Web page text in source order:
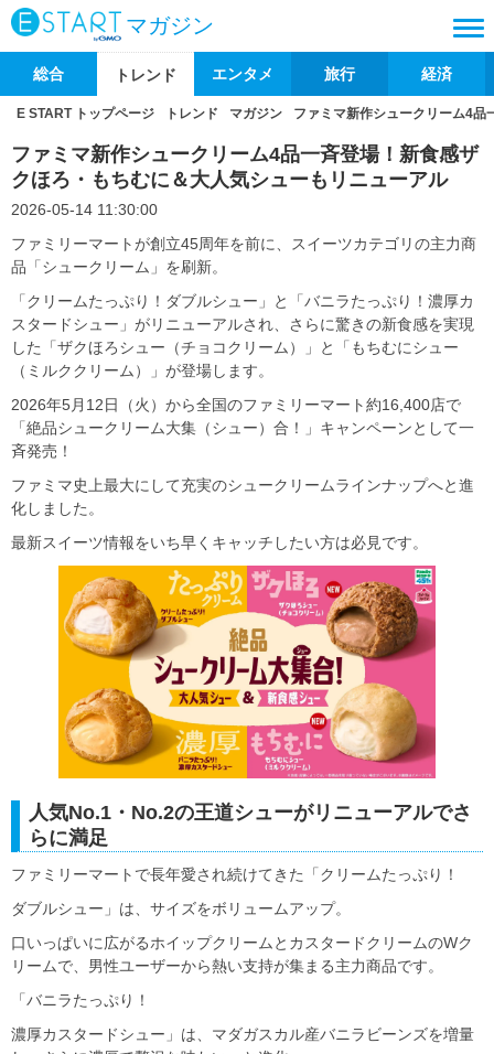
マガジン
総合 トレンド エンタメ 旅行 経済
E START トップページ トレンド マガジン ファミマ新作シュークリーム4品
ファミマ新作シュークリーム4品一斉登場！新食感ザ
クほろ・もちむに＆大人気シューもリニューアル
2026-05-14 11:30:00
ファミリーマートが創立45周年を前に、スイーツカテゴリの主力商
品「シュークリーム」を刷新。
「クリームたっぷり！ダブルシュー」と「バニラたっぷり！濃厚カ
スタードシュー」がリニューアルされ、さらに驚きの新食感を実現
した「ザクほろシュー（チョコクリーム）」と「もちむにシュー
（ミルククリーム）」が登場します。
2026年5月12日（火）から全国のファミリーマート約16,400店で
「絶品シュークリーム大集（シュー）合！」キャンペーンとして一
斉発売！
ファミマ史上最大にして充実のシュークリームラインナップへと進
化しました。
最新スイーツ情報をいち早くキャッチしたい方は必見です。
人気No.1・No.2の王道シューがリニューアルでさ
らに満足
ファミリーマートで長年愛され続けてきた「クリームたっぷり！
ダブルシュー」は、サイズをボリュームアップ。
口いっぱいに広がるホイップクリームとカスタードクリームのWク
リームで、男性ユーザーから熱い支持が集まる主力商品です。
「バニラたっぷり！
濃厚カスタードシュー」は、マダガスカル産バニラビーンズを増量